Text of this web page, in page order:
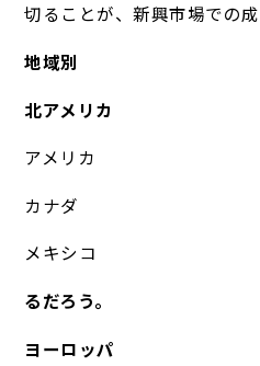
切ることが、新興市場での
地域別
北アメリカ
アメリカ
カナダ
メキシコ
るだろう。
ヨーロッパ